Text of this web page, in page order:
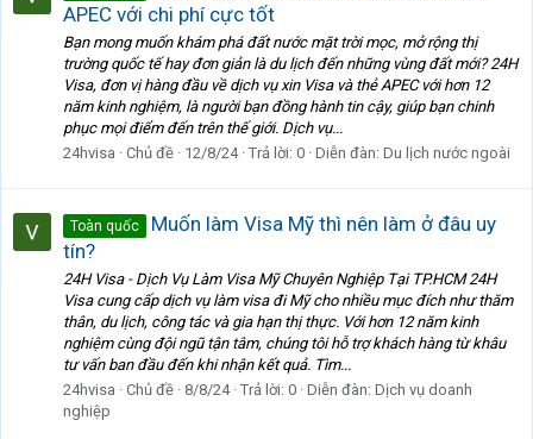
APEC với chi phí cực tốt
Bạn mong muốn khám phá đất nước mặt trời mọc, mở rộng thị
trường quốc tế hay đơn giản là du lịch đến những vùng đất mới? 24H
Visa, đơn vị hàng đầu về dịch vụ xin Visa và thẻ APEC với hơn 12
năm kinh nghiệm, là người bạn đồng hành tin cậy, giúp bạn chinh
phục mọi điểm đến trên thế giới. Dịch vụ...
24hvisa
Chủ đề 12/8/24 Trả lời: 0 Diễn đàn: Du lịch nước ngoài
Toàn quốc
Muốn làm Visa Mỹ thì nên làm ở đâu uy
tín?
24H Visa - Dịch Vụ Làm Visa Mỹ Chuyên Nghiệp Tại TP.HCM 24H
Visa cung cấp dịch vụ làm visa đi Mỹ cho nhiều mục đích như thăm
thân, du lịch, công tác và gia hạn thị thực. Với hơn 12 năm kinh
nghiệm cùng đội ngũ tận tâm, chúng tôi hỗ trợ khách hàng từ khâu
tư vấn ban đầu đến khi nhận kết quả. Tìm...
24hvisa
Chủ đề 8/8/24 Trả lời: 0 Diễn đàn: Dịch vụ doanh
nghiệp